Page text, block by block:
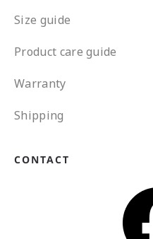
Size guide
Product care guide
Warranty
Shipping
CONTACT